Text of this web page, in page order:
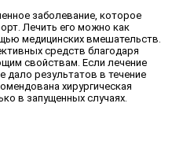
заболевание, которое
Лечить его можно как
медицинских вмешательств.
средств благодаря
свойствам. Если лечение
результатов в течение
хирургическая
в запущенных случаях.